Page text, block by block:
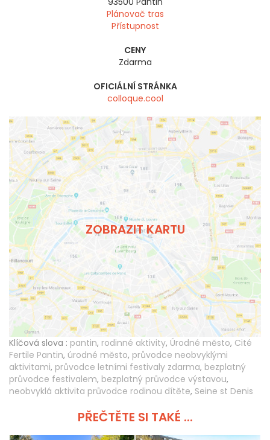
Plánovač tras
Přístupnost
CENY
Zdarma
OFICIÁLNÍ STRÁNKA
colloque.cool
ZOBRAZIT KARTU
Klíčová slova : pantin, rodinné aktivity, Úrodné město, Cité
Fertile Pantin, úrodné město, průvodce neobvyklými
aktivitami, průvodce letními festivaly zdarma, bezplatný
průvodce festivalem, bezplatný průvodce výstavou,
neobvyklá aktivita průvodce rodinou dítěte, Seine st Denis
PŘEČTĚTE SI TAKÉ ...